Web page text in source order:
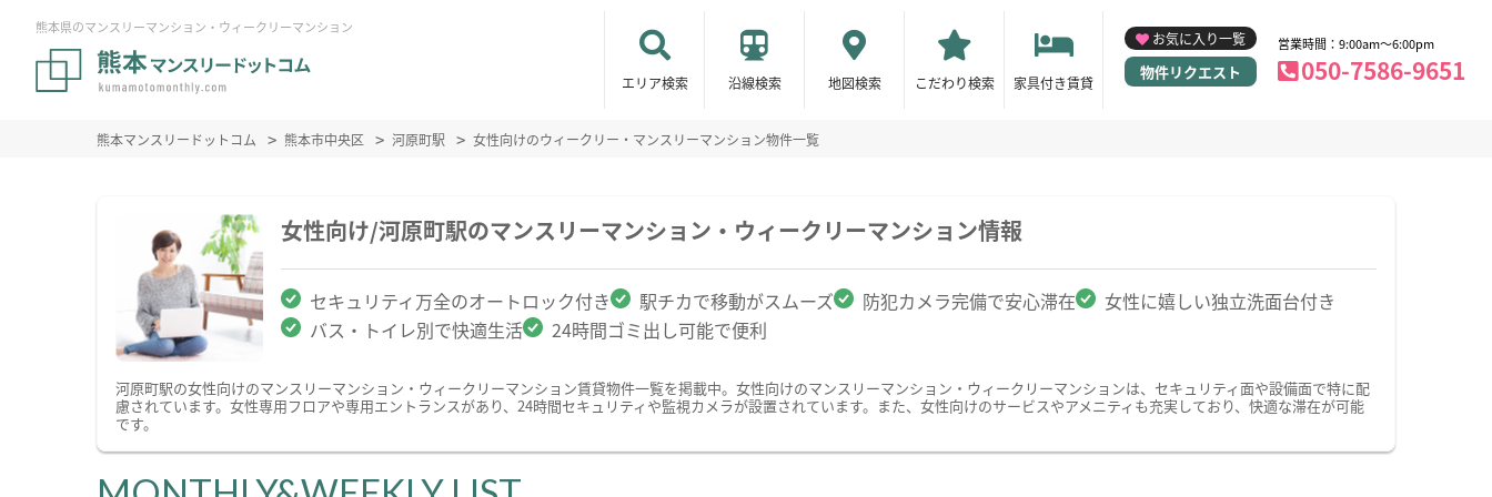
熊本県のマンスリーマンション・ウィークリーマンション
エリア検索 沿線検索 地図検索 こだわり検索 家具付き賃貸
お気に入り一覧
物件リクエスト
営業時間：9:00am～6:00pm
050-7586-9651
熊本マンスリードットコム 熊本市中央区 河原町駅 女性向けのウィークリー・マンスリーマンション物件一覧
女性向け/河原町駅のマンスリーマンション・ウィークリーマンション情報
セキュリティ万全のオートロック付き 駅チカで移動がスムーズ 防犯カメラ完備で安心滞在
女性に嬉しい独立洗面台付き
バス・トイレ別で快適生活
24時間ゴミ出し可能で便利
河原町駅の女性向けのマンスリーマンション・ウィークリーマンション賃貸物件一覧を掲載中。女性向けのマンスリーマンション・ウィークリーマンションは、セキュリティ面や設備面で特に配
慮されています。女性専用フロアや専用エントランスがあり、24時間セキュリティや監視カメラが設置されています。また、女性向けのサービスやアメニティも充実しており、快適な滞在が可能
です。